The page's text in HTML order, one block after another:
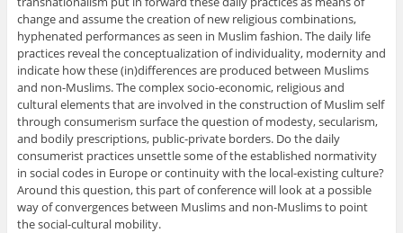
change and assume the creation of new religious combinations,
hyphenated performances as seen in Muslim fashion. The daily life
practices reveal the conceptualization of individuality, modernity and
indicate how these (in)differences are produced between Muslims
and non-Muslims. The complex socio-economic, religious and
cultural elements that are involved in the construction of Muslim self
through consumerism surface the question of modesty, secularism,
and bodily prescriptions, public-private borders. Do the daily
consumerist practices unsettle some of the established normativity
in social codes in Europe or continuity with the local-existing culture?
Around this question, this part of conference will look at a possible
way of convergences between Muslims and non-Muslims to point
the social-cultural mobility.